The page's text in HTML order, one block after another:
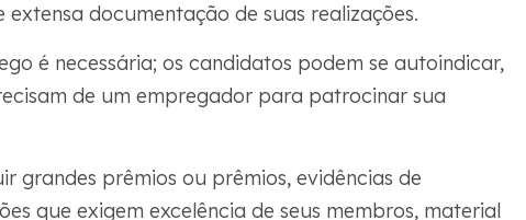
documentação de suas realizações.
é necessária; os candidatos podem se autoindicar,
de um empregador para patrocinar sua
grandes prêmios ou prêmios, evidências de
que exigem excelência de seus membros, material